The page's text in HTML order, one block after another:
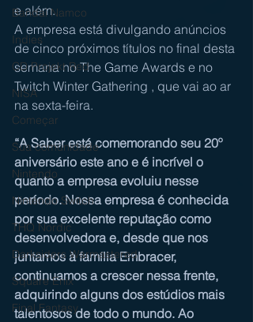
Bandai Namco
Indies
CD Projekt Red
NISA
Começar
Sua comunidade
Nintendo
Nintendo Switch
THQ Nordic
Darksiders Warmastered
Square Enix
Final Fantasy
e além.
A empresa está divulgando anúncios
de cinco próximos títulos no final desta
semana no The Game Awards e no
Twitch Winter Gathering , que vai ao ar
na sexta-feira.
“A Saber está comemorando seu 20º
aniversário este ano e é incrível o
quanto a empresa evoluiu nesse
período. Nossa empresa é conhecida
por sua excelente reputação como
desenvolvedora e, desde que nos
juntamos à família Embracer,
continuamos a crescer nessa frente,
adquirindo alguns dos estúdios mais
talentosos de todo o mundo. Ao